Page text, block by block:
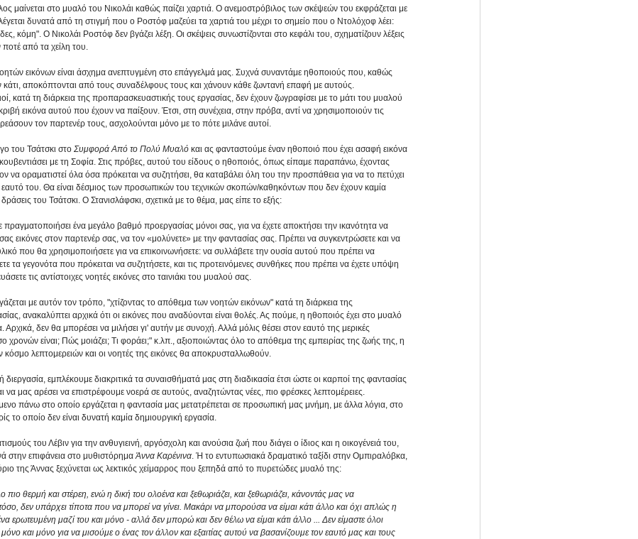
μαίνεται στο μυαλό του Νικολάι καθώς παίζει χαρτιά. Ο ανεμοστρόβιλος των σκέψεών του εκφράζεται με
δυνατά από τη στιγμή που ο Ροστόφ μαζεύει τα χαρτιά του μέχρι το σημείο που ο Ντολόχοφ λέει:
κόμη". Ο Νικολάι Ροστόφ δεν βγάζει λέξη. Οι σκέψεις συνωστίζονται στο κεφάλι του, σχηματίζουν λέξεις
ποτέ από τα χείλη του.
εικόνων είναι άσχημα ανεπτυγμένη στο επάγγελμά μας. Συχνά συναντάμε ηθοποιούς που, καθώς
αποκόπτονται από τους συναδέλφους τους και χάνουν κάθε ζωντανή επαφή με αυτούς.
κατά τη διάρκεια της προπαρασκευαστικής τους εργασίας, δεν έχουν ζωγραφίσει με το μάτι του μυαλού
εικόνα αυτού που έχουν να παίξουν. Έτσι, στη συνέχεια, στην πρόβα, αντί να χρησιμοποιούν τις
τον παρτενέρ τους, ασχολούνται μόνο με το πότε μιλάνε αυτοί.
του Τσάτσκι στο Συμφορά Από το Πολύ Μυαλό και ας φανταστούμε έναν ηθοποιό που έχει ασαφή εικόνα
με τη Σοφία. Στις πρόβες, αυτού του είδους ο ηθοποιός, όπως είπαμε παραπάνω, έχοντας
να οραματιστεί όλα όσα πρόκειται να συζητήσει, θα καταβάλει όλη του την προσπάθεια για να το πετύχει
του. Θα είναι δέσμιος των προσωπικών του τεχνικών σκοπών/καθηκόντων που δεν έχουν καμία
του Τσάτσκι. Ο Στανισλάφσκι, σχετικά με το θέμα, μας είπε το εξής:
πραγματοποιήσει ένα μεγάλο βαθμό προεργασίας μόνοι σας, για να έχετε αποκτήσει την ικανότητα να
σας εικόνες στον παρτενέρ σας, να τον «μολύνετε» με την φαντασίας σας. Πρέπει να συγκεντρώσετε και να
που θα χρησιμοποιήσετε για να επικοινωνήσετε: να συλλάβετε την ουσία αυτού που πρέπει να
τα γεγονότα που πρόκειται να συζητήσετε, και τις προτεινόμενες συνθήκες που πρέπει να έχετε υπόψη
τις αντίστοιχες νοητές εικόνες στο ταινιάκι του μυαλού σας.
με αυτόν τον τρόπο, "χτίζοντας το απόθεμα των νοητών εικόνων" κατά τη διάρκεια της
ανακαλύπτει αρχικά ότι οι εικόνες που αναδύονται είναι θολές. Ας πούμε, η ηθοποιός έχει στο μυαλό
Αρχικά, δεν θα μπορέσει να μιλήσει γι' αυτήν με συνοχή. Αλλά μόλις θέσει στον εαυτό της μερικές
χρονών είναι; Πώς μοιάζει; Τι φοράει;" κ.λπ., αξιοποιώντας όλο το απόθεμα της εμπειρίας της ζωής της, η
κόσμο λεπτομερειών και οι νοητές της εικόνες θα αποκρυσταλλωθούν.
εμπλέκουμε διακριτικά τα συναισθήματά μας στη διαδικασία έτσι ώστε οι καρποί της φαντασίας
να μας αρέσει να επιστρέφουμε νοερά σε αυτούς, αναζητώντας νέες, πιο φρέσκες λεπτομέρειες.
πάνω στο οποίο εργάζεται η φαντασία μας μετατρέπεται σε προσωπική μας μνήμη, με άλλα λόγια, στο
το οποίο δεν είναι δυνατή καμία δημιουργική εργασία.
του Λέβιν για την ανθυγιεινή, αργόσχολη και ανούσια ζωή που διάγει ο ίδιος και η οικογένειά του,
στην επιφάνεια στο μυθιστόρημα Άννα Καρένινα. Ή το εντυπωσιακά δραματικό ταξίδι στην Ομπιραλόβκα,
της Άννας ξεχύνεται ως λεκτικός χείμαρρος που ξεπηδά από το πυρετώδες μυαλό της:
πιο θερμή και στέρεη, ενώ η δική του ολοένα και ξεθωριάζει, και ξεθωριάζει, κάνοντάς μας να
δεν υπάρχει τίποτα που να μπορεί να γίνει. Μακάρι να μπορούσα να είμαι κάτι άλλο και όχι απλώς η
ερωτευμένη μαζί του και μόνο - αλλά δεν μπορώ και δεν θέλω να είμαι κάτι άλλο ... Δεν είμαστε όλοι
και μόνο για να μισούμε ο ένας τον άλλον και εξαιτίας αυτού να βασανίζουμε τον εαυτό μας και τους